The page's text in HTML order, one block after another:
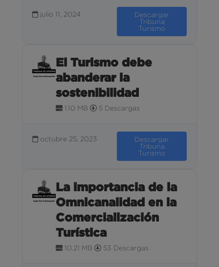
julio 11, 2024
Descargar
Tribuna
Turismo
El Turismo debe
abanderar la
sostenibilidad
1.10 MB 5 Descargas
octubre 25, 2023
Descargar
Tribuna
Turismo
La importancia de la
Omnicanalidad en la
Comercialización
Turística
10.21 MB 53 Descargas